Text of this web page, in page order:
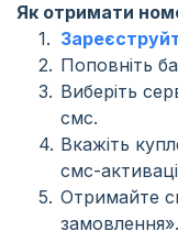
Як отримати
Поповніть
Виберіть
смс.
Вкажіть
смс-
Отримайте
замовлення».